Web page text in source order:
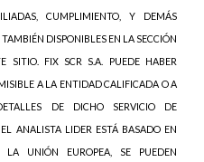
CUMPLIMIENTO, Y DEMÁS
DISPONIBLES EN LA SECCIÓN
SITIO. FIX SCR S.A. PUEDE HABER
A LA ENTIDAD CALIFICADA O A
DE DICHO SERVICIO DE
ANALISTA LIDER ESTÁ BASADO EN
UNIÓN EUROPEA, SE PUEDEN